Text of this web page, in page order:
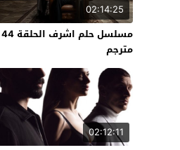
02:14:25
مسلسل حلم اشرف الحلقة 44
مترجم
02:12:11